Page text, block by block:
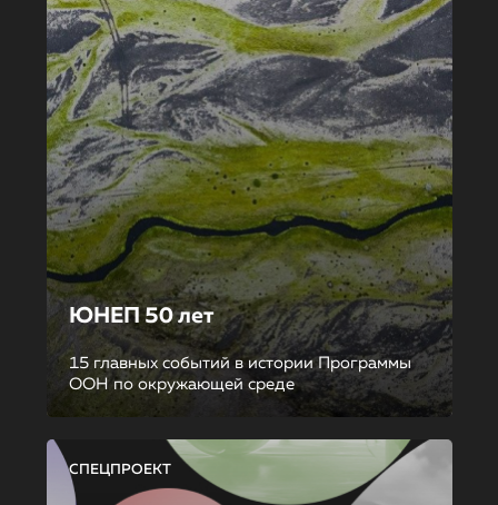
ЮНЕП 50 лет
15 главных событий в истории Программы
ООН по окружающей среде
СПЕЦПРОЕКТ